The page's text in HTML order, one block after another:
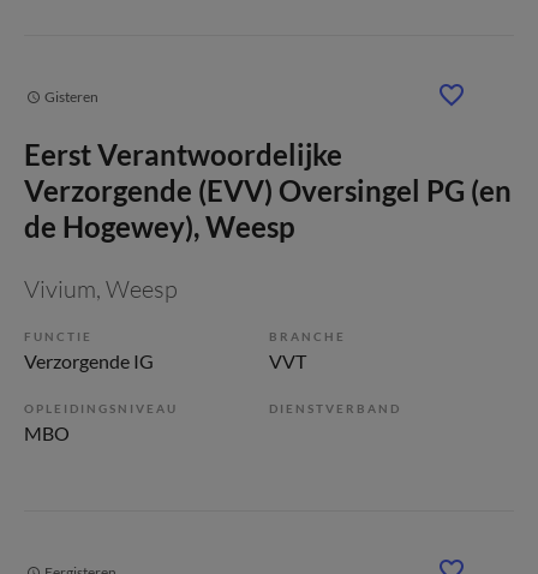
Gisteren
Eerst Verantwoordelijke
Verzorgende (EVV) Oversingel PG (en
de Hogewey), Weesp
Vivium, Weesp
FUNCTIE
Verzorgende IG
BRANCHE
VVT
OPLEIDINGSNIVEAU
MBO
DIENSTVERBAND